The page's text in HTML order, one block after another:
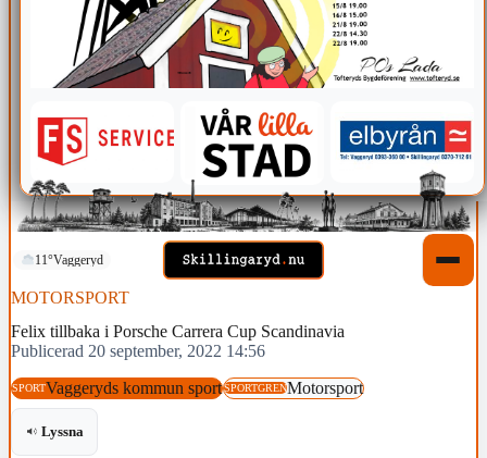
11°Vaggeryd
MOTORSPORT
Felix tillbaka i Porsche Carrera Cup Scandinavia
Publicerad 20 september, 2022 14:56
SPORTVaggeryds kommun sportSPORTGRENMotorsport
Lyssna